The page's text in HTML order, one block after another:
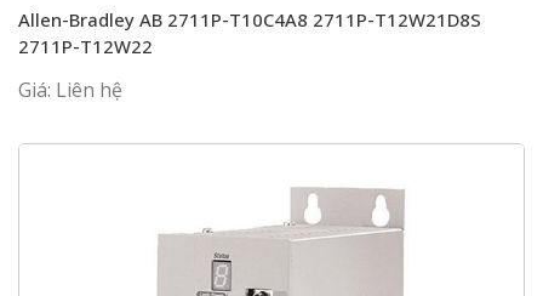
Allen-Bradley AB 2711P-T10C4A8 2711P-T12W21D8S
2711P-T12W22
Giá: Liên hệ